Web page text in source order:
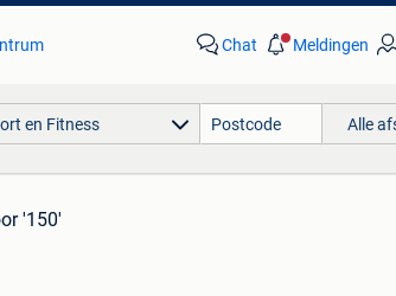
Chat Meldingen
en Fitness Alle
'150'